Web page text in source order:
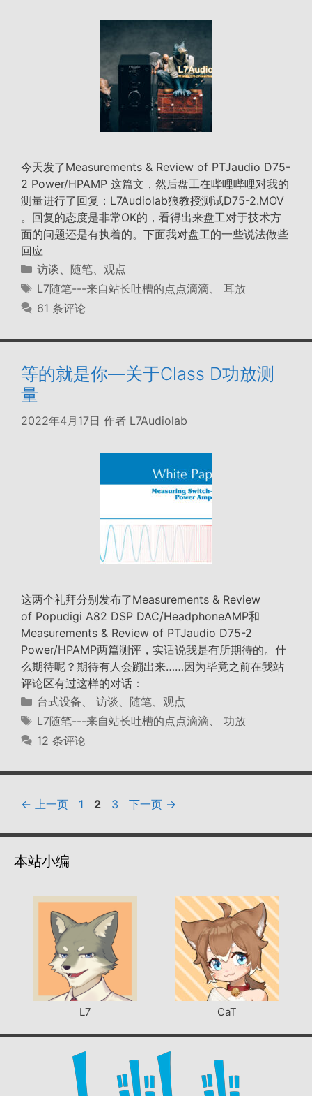
今天发了Measurements & Review of PTJaudio D75-
2 Power/HPAMP 这篇文，然后盘工在哔哩哔哩对我的
测量进行了回复：L7Audiolab狼教授测试D75-2.MOV
。回复的态度是非常OK的，看得出来盘工对于技术方
面的问题还是有执着的。下面我对盘工的一些说法做些
回应
分
类
访谈、随笔、观点
标
签
L7随笔---来自站长吐槽的点点滴滴、 耳放
61 条评论
等的就是你—关于Class D功放测
量
2022年4月17日 作者 L7Audiolab
这两个礼拜分别发布了Measurements & Review
of Popudigi A82 DSP DAC/HeadphoneAMP和
Measurements & Review of PTJaudio D75-2
Power/HPAMP两篇测评，实话说我是有所期待的。什
么期待呢？期待有人会蹦出来……因为毕竟之前在我站
评论区有过这样的对话：
分
类
台式设备、 访谈、随笔、观点
标
签
L7随笔---来自站长吐槽的点点滴滴、 功放
12 条评论
← 上一页
页
1
页
2
页
3 下一页 →
本站小编
L7 CaT